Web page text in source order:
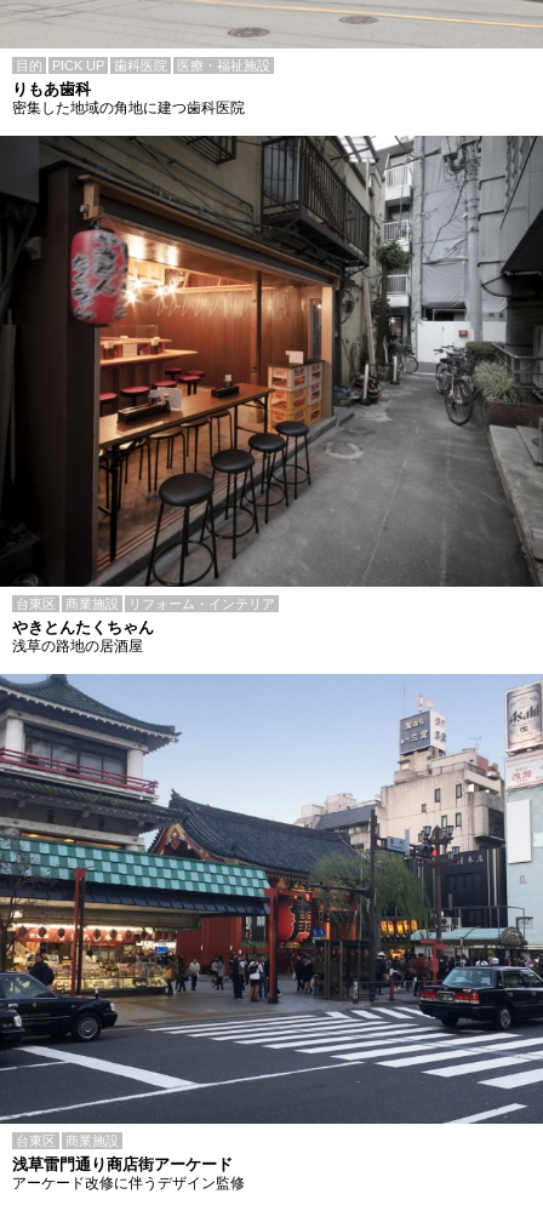
目的 PICK UP 歯科医院 医療・福祉施設
りもあ歯科
密集した地域の角地に建つ歯科医院
台東区 商業施設 リフォーム・インテリア
やきとんたくちゃん
浅草の路地の居酒屋
台東区 商業施設
浅草雷門通り商店街アーケード
アーケード改修に伴うデザイン監修